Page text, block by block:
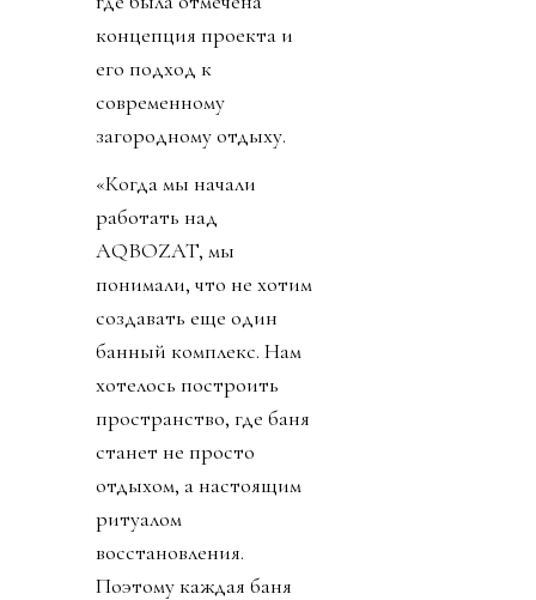
концепция проекта и
его подход к
современному
загородному отдыху.
«Когда мы начали
работать над
AQBOZAT, мы
понимали, что не хотим
создавать еще один
банный комплекс. Нам
хотелось построить
пространство, где баня
станет не просто
отдыхом, а настоящим
ритуалом
восстановления.
Поэтому каждая баня